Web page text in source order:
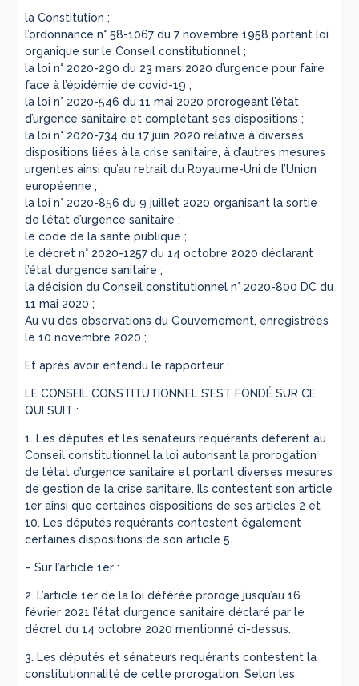
la Constitution ;
l’ordonnance n° 58-1067 du 7 novembre 1958 portant loi
organique sur le Conseil constitutionnel ;
la loi n° 2020-290 du 23 mars 2020 d’urgence pour faire
face à l’épidémie de covid-19 ;
la loi n° 2020-546 du 11 mai 2020 prorogeant l’état
d’urgence sanitaire et complétant ses dispositions ;
la loi n° 2020-734 du 17 juin 2020 relative à diverses
dispositions liées à la crise sanitaire, à d’autres mesures
urgentes ainsi qu’au retrait du Royaume-Uni de l’Union
européenne ;
la loi n° 2020-856 du 9 juillet 2020 organisant la sortie
de l’état d’urgence sanitaire ;
le code de la santé publique ;
le décret n° 2020-1257 du 14 octobre 2020 déclarant
l’état d’urgence sanitaire ;
la décision du Conseil constitutionnel n° 2020-800 DC du
11 mai 2020 ;
Au vu des observations du Gouvernement, enregistrées
le 10 novembre 2020 ;
Et après avoir entendu le rapporteur ;
LE CONSEIL CONSTITUTIONNEL S’EST FONDÉ SUR CE
QUI SUIT :
1. Les députés et les sénateurs requérants défèrent au
Conseil constitutionnel la loi autorisant la prorogation
de l’état d’urgence sanitaire et portant diverses mesures
de gestion de la crise sanitaire. Ils contestent son article
1er ainsi que certaines dispositions de ses articles 2 et
10. Les députés requérants contestent également
certaines dispositions de son article 5.
– Sur l’article 1er :
2. L’article 1er de la loi déférée proroge jusqu’au 16
février 2021 l’état d’urgence sanitaire déclaré par le
décret du 14 octobre 2020 mentionné ci-dessus.
3. Les députés et sénateurs requérants contestent la
constitutionnalité de cette prorogation. Selon les